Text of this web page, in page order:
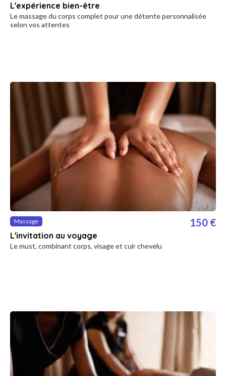
L'expérience bien-être
Le massage du corps complet pour une détente personnalisée
selon vos attentes
Massage
L'invitation au voyage
150 €
Le must, combinant corps, visage et cuir chevelu